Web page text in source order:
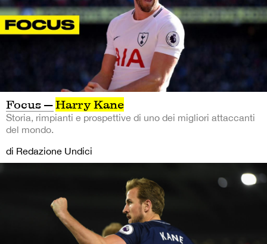
Focus —Harry Kane
Storia, rimpianti e prospettive di uno dei migliori attaccanti
del mondo.
di Redazione Undici